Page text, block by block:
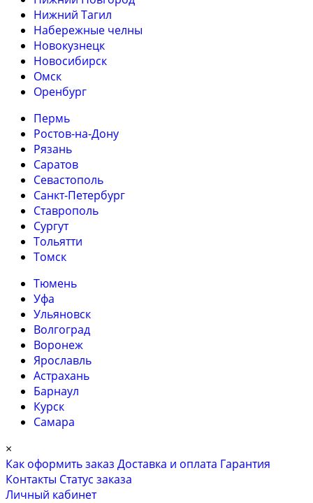
Нижний Тагил
Набережные челны
Новокузнецк
Новосибирск
Омск
Оренбург
Пермь
Ростов-на-Дону
Рязань
Саратов
Севастополь
Санкт-Петербург
Ставрополь
Сургут
Тольятти
Томск
Тюмень
Уфа
Ульяновск
Волгоград
Воронеж
Ярославль
Астрахань
Барнаул
Курск
Самара
×
Как оформить заказ Доставка и оплата Гарантия
Контакты Cтатус заказа
Личный кабинет